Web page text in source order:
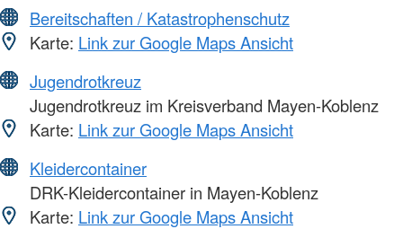
Bereitschaften / Katastrophenschutz
Karte: Link zur Google Maps Ansicht
Jugendrotkreuz
Jugendrotkreuz im Kreisverband Mayen-Koblenz
Karte: Link zur Google Maps Ansicht
Kleidercontainer
DRK-Kleidercontainer in Mayen-Koblenz
Karte: Link zur Google Maps Ansicht